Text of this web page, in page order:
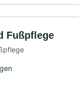
Fußpflege